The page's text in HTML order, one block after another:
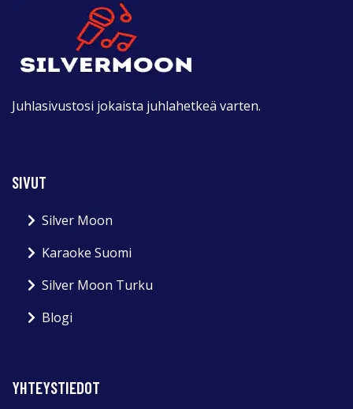
Juhlasivustosi jokaista juhlahetkeä varten.
SIVUT
Silver Moon
Karaoke Suomi
Silver Moon Turku
Blogi
YHTEYSTIEDOT